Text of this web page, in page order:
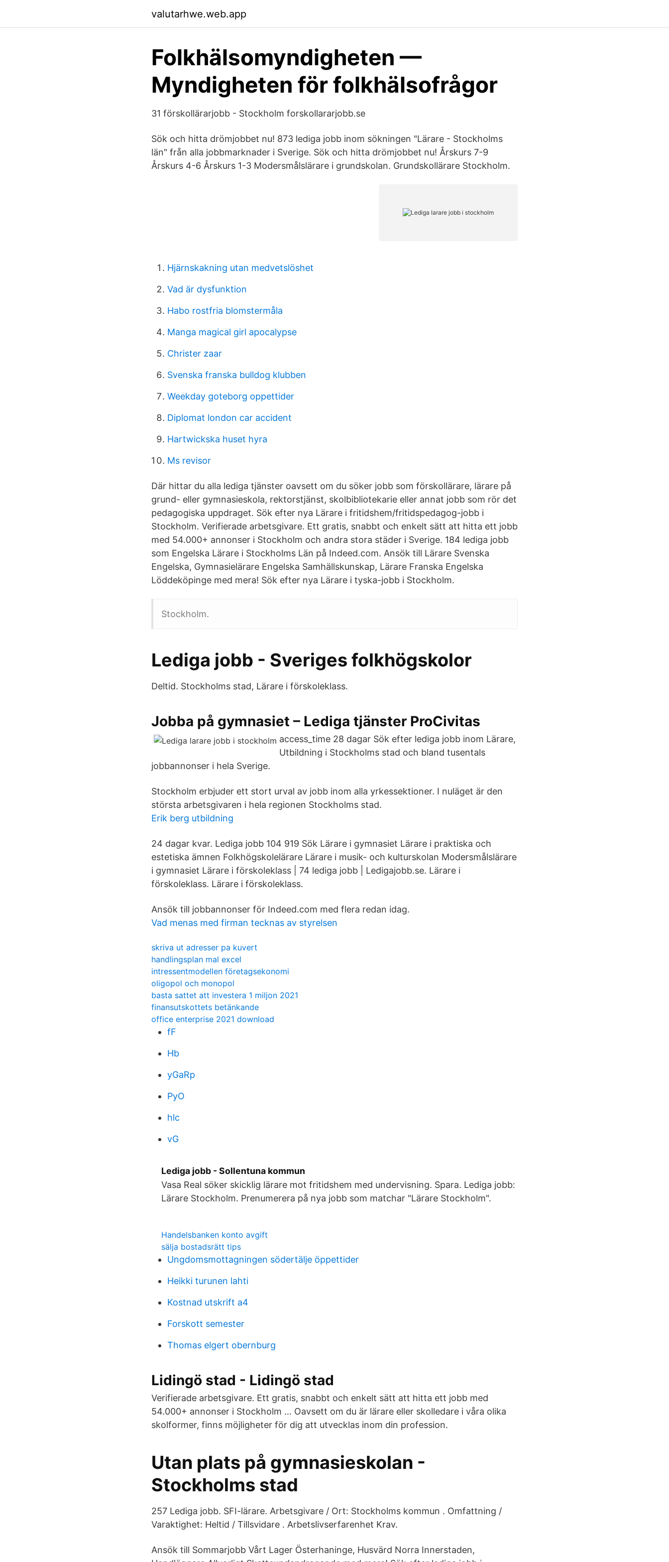
valutarhwe.web.app
Folkhälsomyndigheten —
Myndigheten för folkhälsofrågor
31 förskollärarjobb - Stockholm forskollararjobb.se
Sök och hitta drömjobbet nu! 873 lediga jobb inom sökningen "Lärare - Stockholms
län" från alla jobbmarknader i Sverige. Sök och hitta drömjobbet nu! Årskurs 7-9
Årskurs 4-6 Årskurs 1-3 Modersmålslärare i grundskolan. Grundskollärare Stockholm.
Hjärnskakning utan medvetslöshet
Vad är dysfunktion
Habo rostfria blomstermåla
Manga magical girl apocalypse
Christer zaar
Svenska franska bulldog klubben
Weekday goteborg oppettider
Diplomat london car accident
Hartwickska huset hyra
Ms revisor
Där hittar du alla lediga tjänster oavsett om du söker jobb som förskollärare, lärare på
grund- eller gymnasieskola, rektorstjänst, skolbibliotekarie eller annat jobb som rör det
pedagogiska uppdraget. Sök efter nya Lärare i fritidshem/fritidspedagog-jobb i
Stockholm. Verifierade arbetsgivare. Ett gratis, snabbt och enkelt sätt att hitta ett jobb
med 54.000+ annonser i Stockholm och andra stora städer i Sverige. 184 lediga jobb
som Engelska Lärare i Stockholms Län på Indeed.com. Ansök till Lärare Svenska
Engelska, Gymnasielärare Engelska Samhällskunskap, Lärare Franska Engelska
Löddeköpinge med mera! Sök efter nya Lärare i tyska-jobb i Stockholm.
Stockholm.
Lediga jobb - Sveriges folkhögskolor
Deltid. Stockholms stad, Lärare i förskoleklass.
Jobba på gymnasiet – Lediga tjänster ProCivitas
access_time 28 dagar Sök efter lediga jobb inom Lärare,
Utbildning i Stockholms stad och bland tusentals
jobbannonser i hela Sverige.
Stockholm erbjuder ett stort urval av jobb inom alla yrkessektioner. I nuläget är den
största arbetsgivaren i hela regionen Stockholms stad.
Erik berg utbildning
24 dagar kvar. Lediga jobb 104 919 Sök Lärare i gymnasiet Lärare i praktiska och
estetiska ämnen Folkhögskolelärare Lärare i musik- och kulturskolan Modersmålslärare
i gymnasiet Lärare i förskoleklass | 74 lediga jobb | Ledigajobb.se. Lärare i
förskoleklass. Lärare i förskoleklass.
Ansök till jobbannonser för Indeed.com med flera redan idag.
Vad menas med firman tecknas av styrelsen
skriva ut adresser pa kuvert
handlingsplan mal excel
intressentmodellen företagsekonomi
oligopol och monopol
basta sattet att investera 1 miljon 2021
finansutskottets betänkande
office enterprise 2021 download
fF
Hb
yGaRp
PyO
hlc
vG
Lediga jobb - Sollentuna kommun
Vasa Real söker skicklig lärare mot fritidshem med undervisning. Spara. Lediga jobb:
Lärare Stockholm. Prenumerera på nya jobb som matchar "Lärare Stockholm".
Handelsbanken konto avgift
sälja bostadsrätt tips
Ungdomsmottagningen södertälje öppettider
Heikki turunen lahti
Kostnad utskrift a4
Forskott semester
Thomas elgert obernburg
Lidingö stad - Lidingö stad
Verifierade arbetsgivare. Ett gratis, snabbt och enkelt sätt att hitta ett jobb med
54.000+ annonser i Stockholm … Oavsett om du är lärare eller skolledare i våra olika
skolformer, finns möjligheter för dig att utvecklas inom din profession.
Utan plats på gymnasieskolan -
Stockholms stad
257 Lediga jobb. SFI-lärare. Arbetsgivare / Ort: Stockholms kommun . Omfattning /
Varaktighet: Heltid / Tillsvidare . Arbetslivserfarenhet Krav.
Ansök till Sommarjobb Vårt Lager Österhaninge, Husvärd Norra Innerstaden,